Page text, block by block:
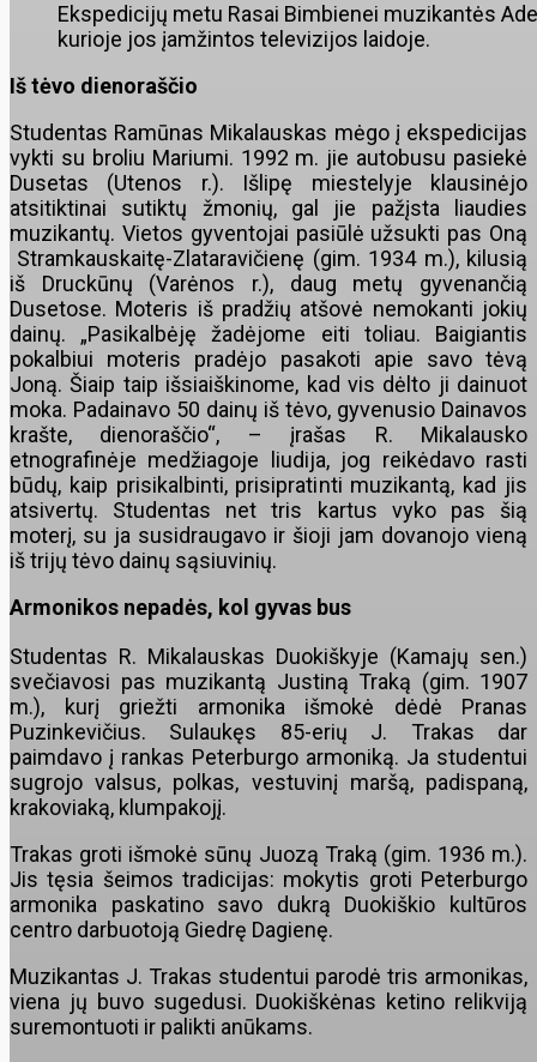
Ekspedicijų metu Rasai Bimbienei muzikantės
kurioje jos įamžintos televizijos laidoje.
Iš tėvo dienoraščio
Studentas Ramūnas Mikalauskas mėgo į ekspedicijas
vykti su broliu Mariumi. 1992 m. jie autobusu pasiekė
Dusetas (Utenos r.). Išlipę miestelyje klausinėjo
atsitiktinai sutiktų žmonių, gal jie pažįsta liaudies
muzikantų. Vietos gyventojai pasiūlė užsukti pas Oną
Stramkauskaitę-Zlataravičienę (gim. 1934 m.), kilusią
iš Druckūnų (Varėnos r.), daug metų gyvenančią
Dusetose. Moteris iš pradžių atšovė nemokanti jokių
dainų. „Pasikalbėję žadėjome eiti toliau. Baigiantis
pokalbiui moteris pradėjo pasakoti apie savo tėvą
Joną. Šiaip taip išsiaiškinome, kad vis dėlto ji dainuot
moka. Padainavo 50 dainų iš tėvo, gyvenusio Dainavos
krašte, dienoraščio“, – įrašas R. Mikalausko
etnografinėje medžiagoje liudija, jog reikėdavo rasti
būdų, kaip prisikalbinti, prisipratinti muzikantą, kad jis
atsivertų. Studentas net tris kartus vyko pas šią
moterį, su ja susidraugavo ir šioji jam dovanojo vieną
iš trijų tėvo dainų sąsiuvinių.
Armonikos nepadės, kol gyvas bus
Studentas R. Mikalauskas Duokiškyje (Kamajų sen.)
svečiavosi pas muzikantą Justiną Traką (gim. 1907
m.), kurį griežti armonika išmokė dėdė Pranas
Puzinkevičius. Sulaukęs 85-erių J. Trakas dar
paimdavo į rankas Peterburgo armoniką. Ja studentui
sugrojo valsus, polkas, vestuvinį maršą, padispaną,
krakoviaką, klumpakojį.
Trakas groti išmokė sūnų Juozą Traką (gim. 1936 m.).
Jis tęsia šeimos tradicijas: mokytis groti Peterburgo
armonika paskatino savo dukrą Duokiškio kultūros
centro darbuotoją Giedrę Dagienę.
Muzikantas J. Trakas studentui parodė tris armonikas,
viena jų buvo sugedusi. Duokiškėnas ketino relikviją
suremontuoti ir palikti anūkams.